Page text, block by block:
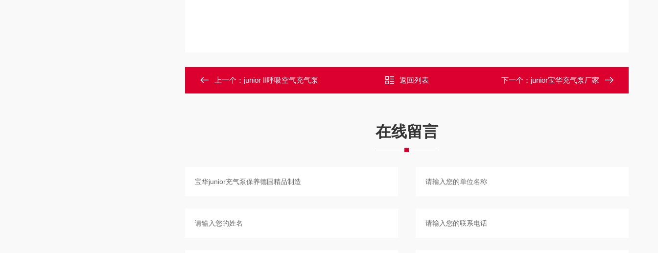
上一个： junior II呼吸空气充气泵 返回列表 下一个： junior宝华充气泵厂家
在线留言